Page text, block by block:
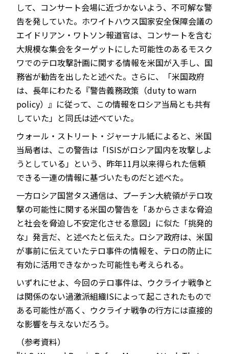
して、コンサート会場に近づかないよう、不可解な警
告を発していた。ホワイトハウス国家安全保障会議の
エイドリアン・ワトソン報道官は、コンサートを含む
大規模な集会をターゲットにした可能性のあるモスク
ワでのテロ攻撃計画に関する情報を米国が入手し、国
務省が勧告を出したと述べた。さらに、「米国政府
は、長年にわたる『警告義務政策（duty to warn
policy）』に従って、この情報をロシア当局とも共有
していた」と同氏は述べていた。
ウォール・ストリート・ジャーナル紙によると、米国
当局者は、この警告は「ISISがロシア国内を攻撃しよ
うとしている」という、昨年11月以来得られた信頼
できる一連の情報に基づいたものだと述べた。
一方ロシア国営タス通信は、プーチン大統領がテロ攻
撃の可能性に関する米国の警告を「あからさまな脅迫
と社会を脅迫し不安定化させる意図」に似た「挑発的
な」発言だ、と述べたと伝えた。ロシア政府は、米国
が事前に伝えていたテロ事件の情報を、テロの防止に
有効に活用できなかった可能性も考えられる。
いずれにせよ、今回のテロ事件は、ウクライナ戦争と
は関係のない過激派組織ISによって起こされたもので
ある可能性が高く、ウクライナ戦争の行方には直接的
な影響を与えないだろう。
（参考資料）